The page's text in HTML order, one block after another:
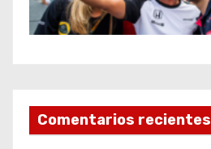
Comentarios recientes